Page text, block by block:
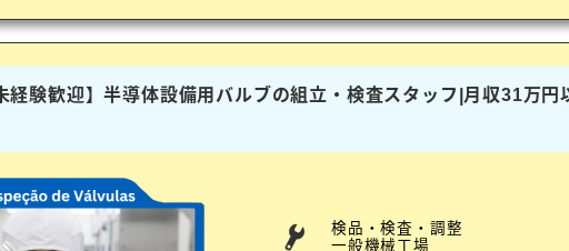
経験歓迎】半導体設備用バルブの組立・検査スタッフ|月収31万
検品・検査・調整
一般機械工場